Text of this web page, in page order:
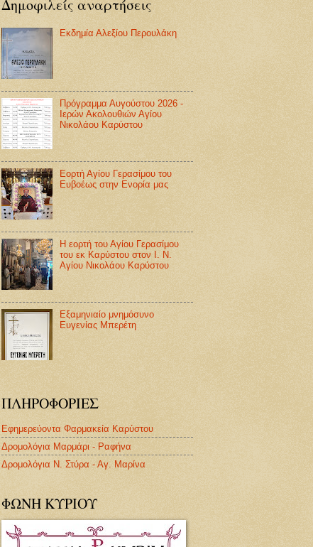
Δημοφιλείς αναρτήσεις
Εκδημία Αλεξίου Περουλάκη
Πρόγραμμα Αυγούστου 2026 -
Ιερών Ακολουθιών Αγίου
Νικολάου Καρύστου
Εορτή Αγίου Γερασίμου του
Ευβοέως στην Ενορία μας
Η εορτή του Αγίου Γερασίμου
του εκ Καρύστου στον Ι. Ν.
Αγίου Νικολάου Καρύστου
Εξαμηνιαίο μνημόσυνο
Ευγενίας Μπερέτη
ΠΛΗΡΟΦΟΡΙΕΣ
Εφημερεύοντα Φαρμακεία Καρύστου
Δρομολόγια Μαρμάρι - Ραφήνα
Δρομολόγια Ν. Στύρα - Αγ. Μαρίνα
ΦΩΝΗ ΚΥΡΙΟΥ